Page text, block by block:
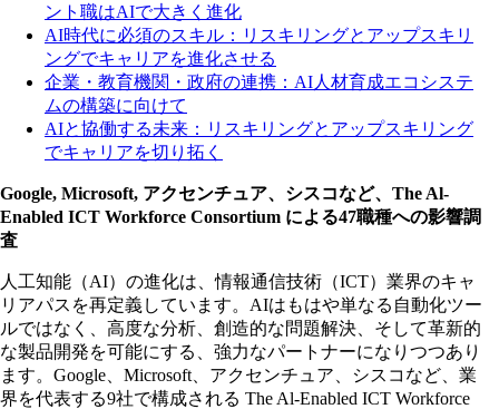
ント職はAIで大きく進化
AI時代に必須のスキル：リスキリングとアップスキリ
ングでキャリアを進化させる
企業・教育機関・政府の連携：AI人材育成エコシステ
ムの構築に向けて
AIと協働する未来：リスキリングとアップスキリング
でキャリアを切り拓く
Google, Microsoft, アクセンチュア、シスコなど、The Al-
Enabled ICT Workforce Consortium による47職種への影響調
査
人工知能（AI）の進化は、情報通信技術（ICT）業界のキャ
リアパスを再定義しています。AIはもはや単なる自動化ツー
ルではなく、高度な分析、創造的な問題解決、そして革新的
な製品開発を可能にする、強力なパートナーになりつつあり
ます。Google、Microsoft、アクセンチュア、シスコなど、業
界を代表する9社で構成される The Al-Enabled ICT Workforce